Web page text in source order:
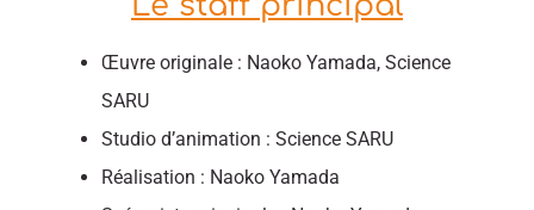
Œuvre originale : Naoko Yamada, Science
SARU
Studio d’animation : Science SARU
Réalisation : Naoko Yamada